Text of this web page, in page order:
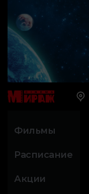
Фильмы
Расписание
Акции